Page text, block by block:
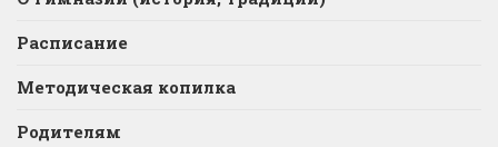
Расписание
Методическая копилка
Родителям